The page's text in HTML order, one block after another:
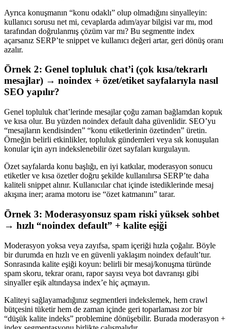
Ayrıca konuşmanın “konu odaklı” olup olmadığını sinyalleyin:
kullanıcı sorusu net mi, cevaplarda adım/ayar bilgisi var mı, mod
tarafından doğrulanmış çözüm var mı? Bu segmentte index
açarsanız SERP’te snippet ve kullanıcı değeri artar, geri dönüş oranı
azalır.
Örnek 2: Genel topluluk chat’i (çok kısa/tekrarlı
mesajlar) → noindex + özet/etiket sayfalarıyla nasıl
SEO yapılır?
Genel topluluk chat’lerinde mesajlar çoğu zaman bağlamdan kopuk
ve kısa olur. Bu yüzden noindex default daha güvenlidir. SEO’yu
“mesajların kendisinden” “konu etiketlerinin özetinden” üretin.
Örneğin belirli etkinlikler, topluluk gündemleri veya sık konuşulan
konular için ayrı indekslenebilir özet sayfaları kurgulayın.
Özet sayfalarda konu başlığı, en iyi katkılar, moderasyon sonucu
etiketler ve kısa özetler doğru şekilde kullanılırsa SERP’te daha
kaliteli snippet alınır. Kullanıcılar chat içinde istediklerinde mesaj
akışına iner; arama motoru ise “özet katmanını” tarar.
Örnek 3: Moderasyonsuz spam riski yüksek sohbet
→ hızlı “noindex default” + kalite eşiği
Moderasyon yoksa veya zayıfsa, spam içeriği hızla çoğalır. Böyle
bir durumda en hızlı ve en güvenli yaklaşım noindex default’tur.
Sonrasında kalite eşiği koyun: belirli bir mesaj/konuşma türünde
spam skoru, tekrar oranı, rapor sayısı veya bot davranışı gibi
sinyaller eşik altındaysa index’e hiç açmayın.
Kaliteyi sağlayamadığınız segmentleri indekslemek, hem crawl
bütçesini tüketir hem de zaman içinde geri toparlaması zor bir
“düşük kalite indeks” problemine dönüşebilir. Burada moderasyon +